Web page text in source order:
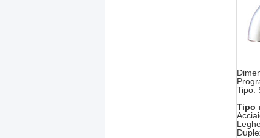
Tipo:
Tipo